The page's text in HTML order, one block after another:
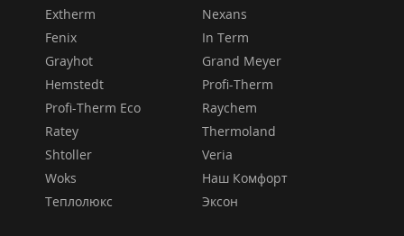
Extherm
Nexans
Fenix
In Term
Grayhot
Grand Meyer
Hemstedt
Profi-Therm
Profi-Therm Eco
Raychem
Ratey
Thermoland
Shtoller
Veria
Woks
Наш Комфорт
Теплолюкс
Эксон